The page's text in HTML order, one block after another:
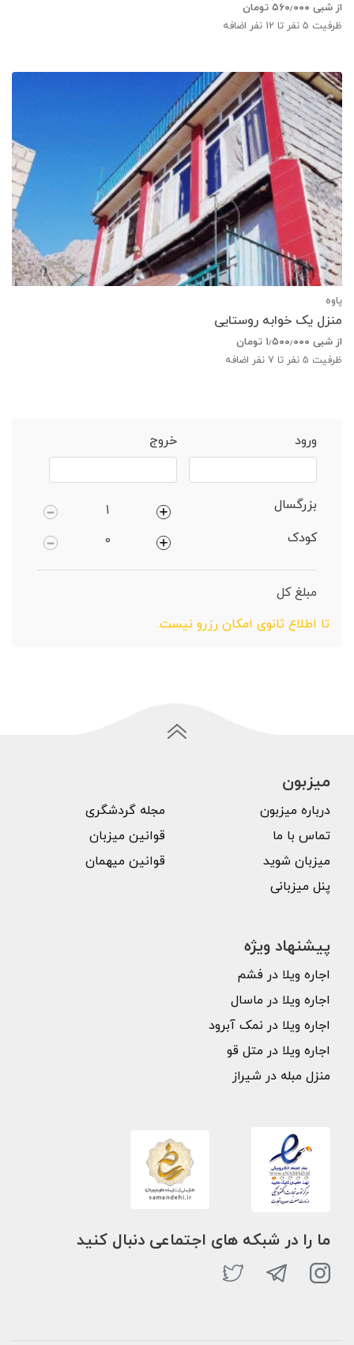
از شبی ۵۶۰٫۰۰۰ تومان
ظرفیت 5 نفر تا 12 نفر اضافه
پاوه
منزل یک خوابه روستایی
از شبی ۱٫۵۰۰٫۰۰۰ تومان
ظرفیت 5 نفر تا 7 نفر اضافه
ورود
خروج
بزرگسال
کودک
مبلغ کل
تا اطلاع ثانوی امکان رزرو نیست.
میزبون
درباره میزبون
تماس با ما
میزبان شوید
پنل میزبانی
مجله گردشگری
قوانین میزبان
قوانین میهمان
پیشنهاد ویژه
اجاره ویلا در فشم
اجاره ویلا در ماسال
اجاره ویلا در نمک آبرود
اجاره ویلا در متل قو
منزل مبله در شیراز
ما را در شبکه های اجتماعی دنبال کنید